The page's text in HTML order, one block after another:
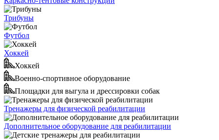
Трибуны
Футбол
Хоккей
Хоккей
Военно-спортивное оборудование
Площадки для выгула и дрессировки собак
Тренажеры для физической реабилитации
Дополнительное оборудование для реабилитации